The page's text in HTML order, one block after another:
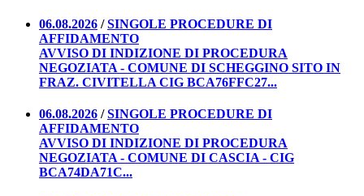
06.08.2026 /SINGOLE PROCEDURE DI
AFFIDAMENTO
AVVISO DI INDIZIONE DI PROCEDURA
NEGOZIATA - COMUNE DI SCHEGGINO SITO IN
FRAZ. CIVITELLA CIG BCA76FFC27...
06.08.2026 /SINGOLE PROCEDURE DI
AFFIDAMENTO
AVVISO DI INDIZIONE DI PROCEDURA
NEGOZIATA - COMUNE DI CASCIA - CIG
BCA74DA71C...